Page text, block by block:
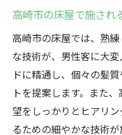
高崎市の床屋で施され
高崎市の床屋では、熟
な技術が、男性客に大
ドに精通し、個々の髪
トを提案します。また
望をしっかりとヒアリ
るための細やかな技術